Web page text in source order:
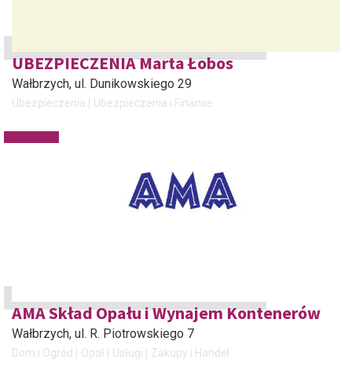
UBEZPIECZENIA Marta Łobos
Wałbrzych, ul. Dunikowskiego 29
Ubezpieczenia Ubezpieczenia i Finanse
AMA Skład Opału i Wynajem Kontenerów
Wałbrzych, ul. R. Piotrowskiego 7
Dom i Ogród Opał Usługi Zakupy i Handel